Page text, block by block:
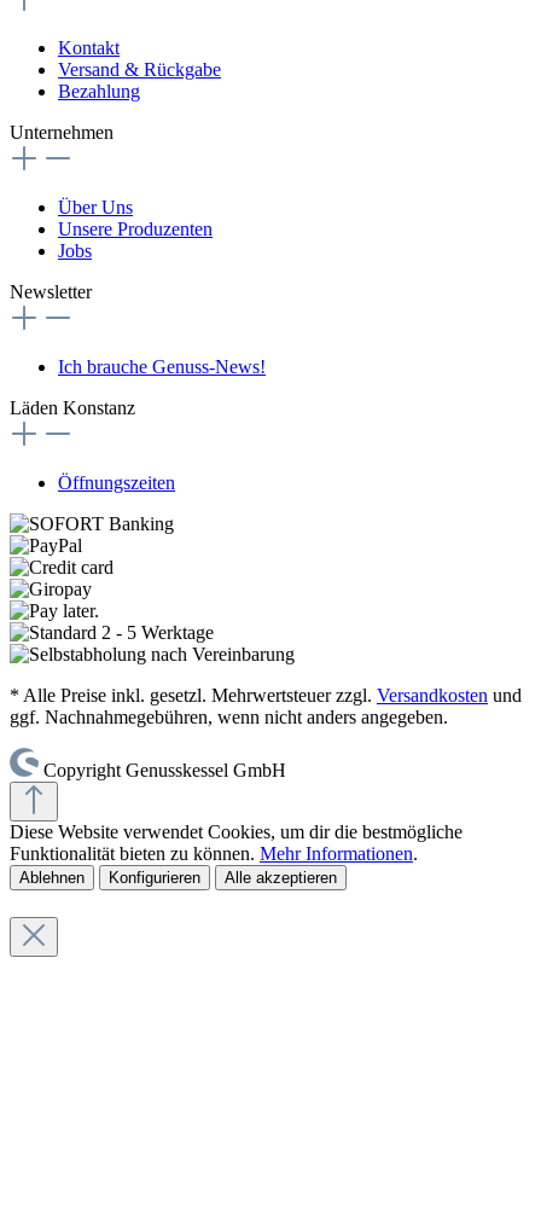
Kontakt
Versand & Rückgabe
Bezahlung
Unternehmen
Über Uns
Unsere Produzenten
Jobs
Newsletter
Ich brauche Genuss-News!
Läden Konstanz
Öffnungszeiten
* Alle Preise inkl. gesetzl. Mehrwertsteuer zzgl. Versandkosten und
ggf. Nachnahmegebühren, wenn nicht anders angegeben.
Copyright Genusskessel GmbH
Diese Website verwendet Cookies, um dir die bestmögliche
Funktionalität bieten zu können. Mehr Informationen.
Ablehnen Konfigurieren Alle akzeptieren